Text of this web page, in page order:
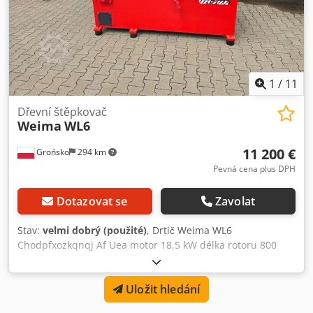
Rozměry pro přepravu: 2100 mm x 1700 mm x 1730 mm (d
x š x v) - Hmotnost pro přepravu [kg]: 1500 kg - Počet
přepravních balení [ks]: 1 Finanční informace DPH:
Uvedená cena je bez DPH DPH/režim zjednodušené daně:
DPH lze odečíst pro podnikatele Možnost dodání a odkupu
kdykoli, a to pro veškeré produkty z oblasti průmyslu.
Chsdjzhtm Dopfx Af Uea Yorick Diebels
1 / 11
Grońsko 294 km
Dřevní štěpkovač
Weima WL6
11 200 €
Pevná cena plus DPH
Dotazovat se Zavolat
Stav: velmi dobrý (použité), Drtič Weima WL6
Chodpfxozkqnqj Af Uea motor 18,5 kW délka rotoru 800
mm, 21 nožů na rotoru, hydraulický podávací
mechanismus, automatické zpětné chování, síto 15 mm ve
spodní části a 20 mm v horní části Stroj po kontrole, velmi
dobrý stav Hmotnost přibližně 1500 kg
Uložit hledání